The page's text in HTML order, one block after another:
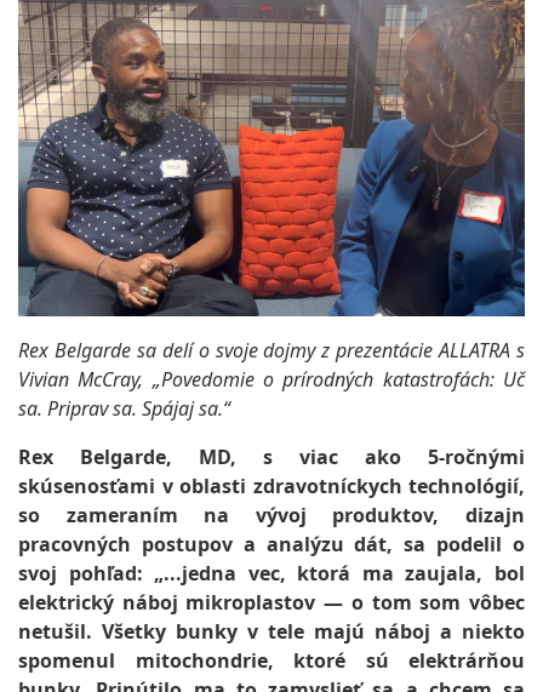
Rex Belgarde sa delí o svoje dojmy z prezentácie ALLATRA s
Vivian McCray, „Povedomie o prírodných katastrofách: Uč
sa. Priprav sa. Spájaj sa.“
Rex Belgarde, MD, s viac ako 5-ročnými
skúsenosťami v oblasti zdravotníckych technológií,
so zameraním na vývoj produktov, dizajn
pracovných postupov a analýzu dát, sa podelil o
svoj pohľad: „...jedna vec, ktorá ma zaujala, bol
elektrický náboj mikroplastov — o tom som vôbec
netušil. Všetky bunky v tele majú náboj a niekto
spomenul mitochondrie, ktoré sú elektrárňou